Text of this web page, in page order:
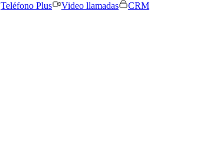
Teléfono Plus Video llamadas
CRM